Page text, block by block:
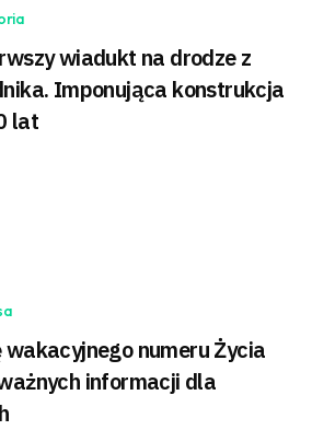
wiadukt na drodze z
Imponująca konstrukcja
lat
numeru Życia
informacji dla